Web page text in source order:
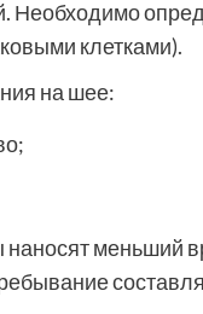
Необходимо
клетками).
на шее:
меньший